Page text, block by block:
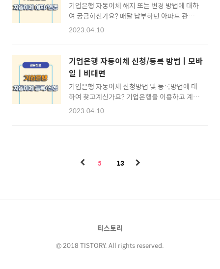
되며, 시간을 내..
신청에 필요한 준비물 등에 대하여 알아보도록
하겠습니다. ※ [목차] 기업은행 인터넷뱅킹 신
청방법 ⊙ 1. 인터넷뱅킹 신청절차 ☜ ⊙ 2. 인
기업은행 인터넷뱅킹 신청절차 ▶ 인터넷뱅킹
신청절차 기업은행 인터넷뱅킹 신청 진행을 위
해서는 반드시 기업은행 영..
기업은행 자동이체 해지 또는 변경 방법에 대하
여 궁금하신가요? 매달 납부하던 아파트 관리비
가 인상되거나 청약통장 등의 납부금액 및 기간
경우에는 자동이체 해지 신청을 통해 삭제할 수
있는데요. 자동이체 변경 또는 삭제는 기업은행
영업점 내방을 통해서도 이용하실 수 있지만 컴
퓨터(PC인터넷)나 스마트폰이 있다면 온라인
뱅킹을 통해 간편하게 이용하실 수 있습니다. 본
문 내용을 통해 기업은행 자동이체 해지 및 변경
는 서비스 [바로가기]..
2023.04.10
기업은행 자동이체 신청/등록 방법ㅣ모바
일ㅣ비대면
기업은행 자동이체 신청방법 및 등록방법에 대
하여 찾고계신가요? 기업은행을 이용하고 계신
고객님 분들이라면 기업은행 영업점에 방문하
액과 계좌를 입력하지 않고 자동으로 이체가 되
오니 매우 편리한 이체 시스템인데요. 본문 내용
찾는 서비스 [바로가기] ☜ 기업은행 자동이체
신청하기 (비대면 등록어플 설치하..
2023.04.10
5 13
티스토리
© 2018 TISTORY. All rights reserved.